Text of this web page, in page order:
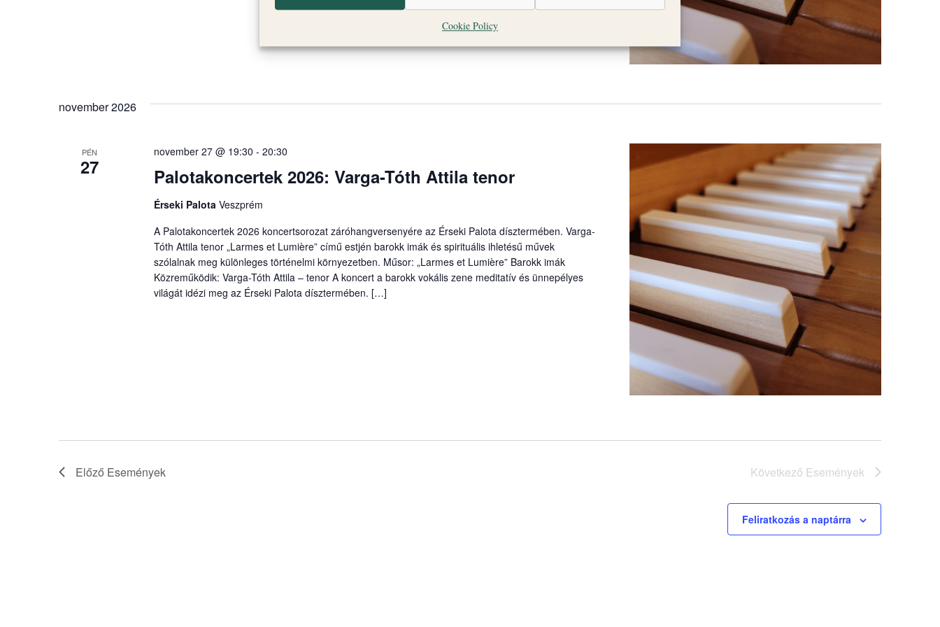
Cookie Policy
november 2026
PÉN
27 Palotakoncertek 2026: Varga-Tóth Attila tenor
november 27 @ 19:30 - 20:30
Érseki Palota Veszprém
A Palotakoncertek 2026 koncertsorozat záróhangversenyére az Érseki Palota dísztermében. Varga-
Tóth Attila tenor „Larmes et Lumière” című estjén barokk imák és spirituális ihletésű művek
szólalnak meg különleges történelmi környezetben. Műsor: „Larmes et Lumière” Barokk imák
Közreműködik: Varga-Tóth Attila – tenor A koncert a barokk vokális zene meditatív és ünnepélyes
világát idézi meg az Érseki Palota dísztermében. […]
Előző Események Következő Események
Feliratkozás a naptárra